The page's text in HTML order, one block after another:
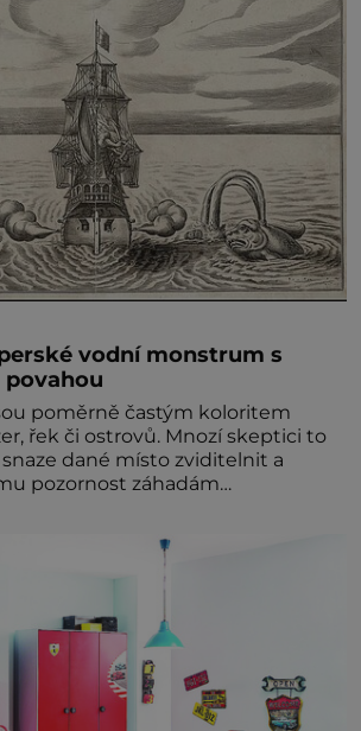
vodní monstrum s
poměrně častým koloritem
řek či ostrovů. Mnozí skeptici to
dané místo zviditelnit a
pozornost záhadám